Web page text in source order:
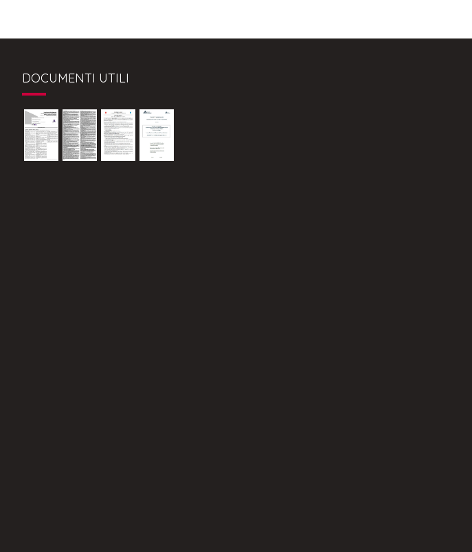
DOCUMENTI UTILI